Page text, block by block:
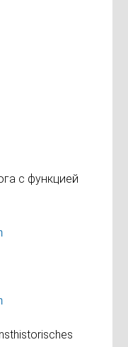
с функцией